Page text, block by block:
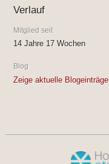
Verlauf
Mitglied seit
14 Jahre 17 Wochen
Blog
Zeige aktuelle Blogeinträge